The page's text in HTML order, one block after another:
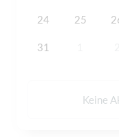
24 25
31
Keine